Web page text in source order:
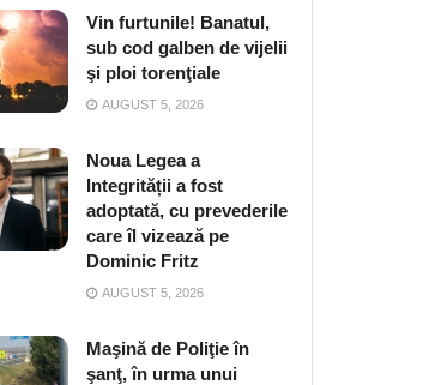
Vin furtunile! Banatul,
sub cod galben de vijelii
şi ploi torenţiale
AUGUST 5, 2026
Noua Legea a
Integrității a fost
adoptată, cu prevederile
care îl vizează pe
Dominic Fritz
AUGUST 5, 2026
Maşină de Poliţie în
şanţ, în urma unui